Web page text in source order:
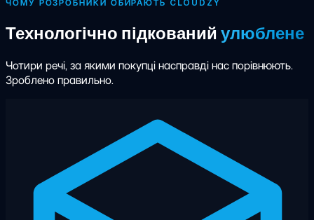
ЧОМУ РОЗРОБНИКИ ОБИРАЮТЬ CLOUDZY
Технологічно підкований улюблене
Чотири речі, за якими покупці насправді нас порівнюють.
Зроблено правильно.